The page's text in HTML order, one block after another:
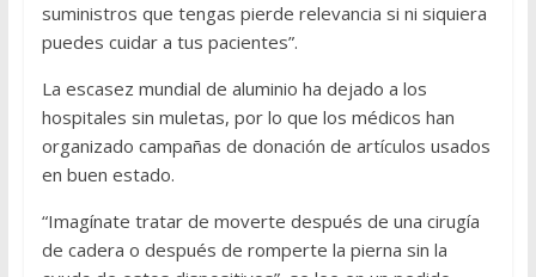
suministros que tengas pierde relevancia si ni siquiera
puedes cuidar a tus pacientes”.
La escasez mundial de aluminio ha dejado a los
hospitales sin muletas, por lo que los médicos han
organizado campañas de donación de artículos usados
​​en buen estado.
“Imagínate tratar de moverte después de una cirugía
de cadera o después de romperte la pierna sin la